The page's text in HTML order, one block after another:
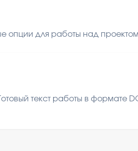
опции для работы над
текст работы в формате